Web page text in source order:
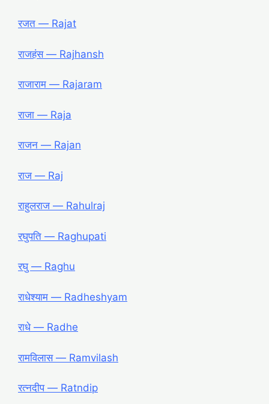
रजत ― Rajat
राजहंस ― Rajhansh
राजाराम ― Rajaram
राजा ― Raja
राजन ― Rajan
राज ― Raj
राहुलराज ― Rahulraj
रघुपति ― Raghupati
रघु ― Raghu
राधेश्याम ― Radheshyam
राधे ― Radhe
रामविलास ― Ramvilash
रत्नदीप ― Ratndip